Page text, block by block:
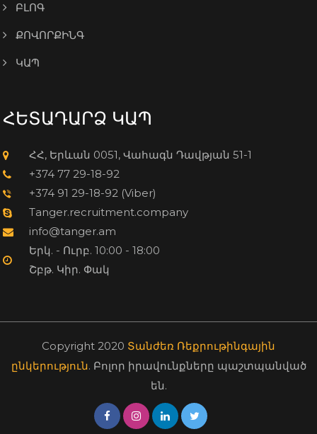
ԲԼՈԳ
ՔՈՎՈՐՔԻՆԳ
ԿԱՊ
ՀԵՏԱԴԱՐՁ ԿԱՊ
ՀՀ, Երևան 0051, Վահագն Դավթյան 51-1
+374 77 29-18-92
+374 91 29-18-92 (Viber)
Tanger.recruitment.company
info@tanger.am
Երկ. - Ուրբ. 10:00 - 18:00
Շբթ. Կիր. Փակ
Copyright 2020 Տանժեռ Ռեքրութինգային
ընկերություն. Բոլոր իրավունքները պաշտպանված
են.